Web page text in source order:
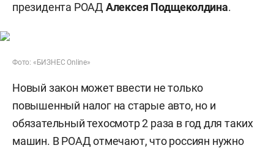
президента РОАД Алексея Подщеколдина.
Фото: «БИЗНЕС Online»
Новый закон может ввести не только
повышенный налог на старые авто, но и
обязательный техосмотр 2 раза в год для таких
машин. В РОАД отмечают, что россиян нужно